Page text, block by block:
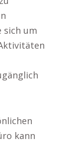
sich um
kann